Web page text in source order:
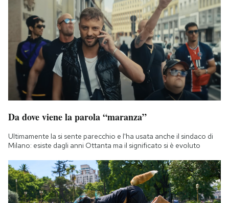
Da dove viene la parola “maranza”
Ultimamente la si sente parecchio e l'ha usata anche il sindaco di
Milano: esiste dagli anni Ottanta ma il significato si è evoluto